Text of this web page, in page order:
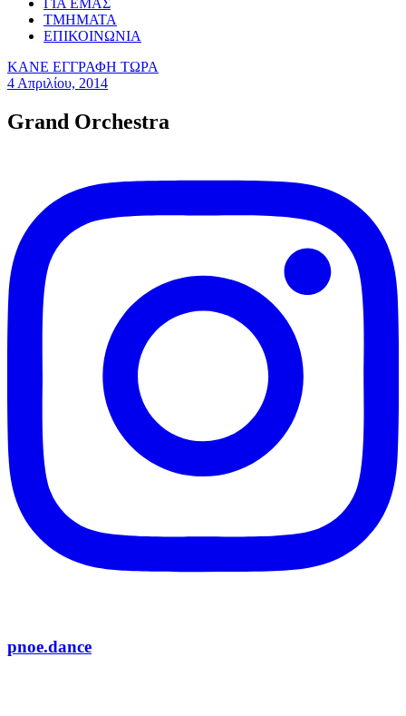
ΤΜΗΜΑΤΑ
ΕΠΙΚΟΙΝΩΝΙΑ
ΚΑΝΕ ΕΓΓΡΑΦΗ ΤΩΡΑ
4 Απριλίου, 2014
Grand Orchestra
pnoe.dance